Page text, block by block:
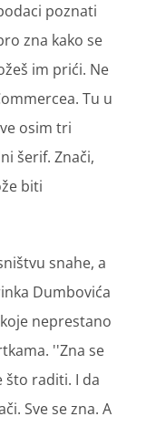
poznati
zna kako se
im prići. Ne
Tu u
osim tri
šerif. Znači,
biti
snahe, a
Dumbovića
neprestano
''Zna se
što raditi. I da
Sve se zna. A